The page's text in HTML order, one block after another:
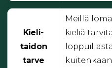
Kieli-
taidon
tarve
Meillä
kieliä